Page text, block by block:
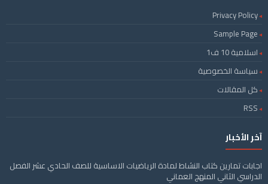
Privacy Policy
Sample Page
اسلامية 10 ف1
سياسة الخصوصية
كل المقالات
RSS
آخر الأخبار
اجابات تمارين كتاب النشاط لمادة الرياضيات الاساسية للصف الحادي عشر الفصل
الدراسي الثاني المنهج العماني